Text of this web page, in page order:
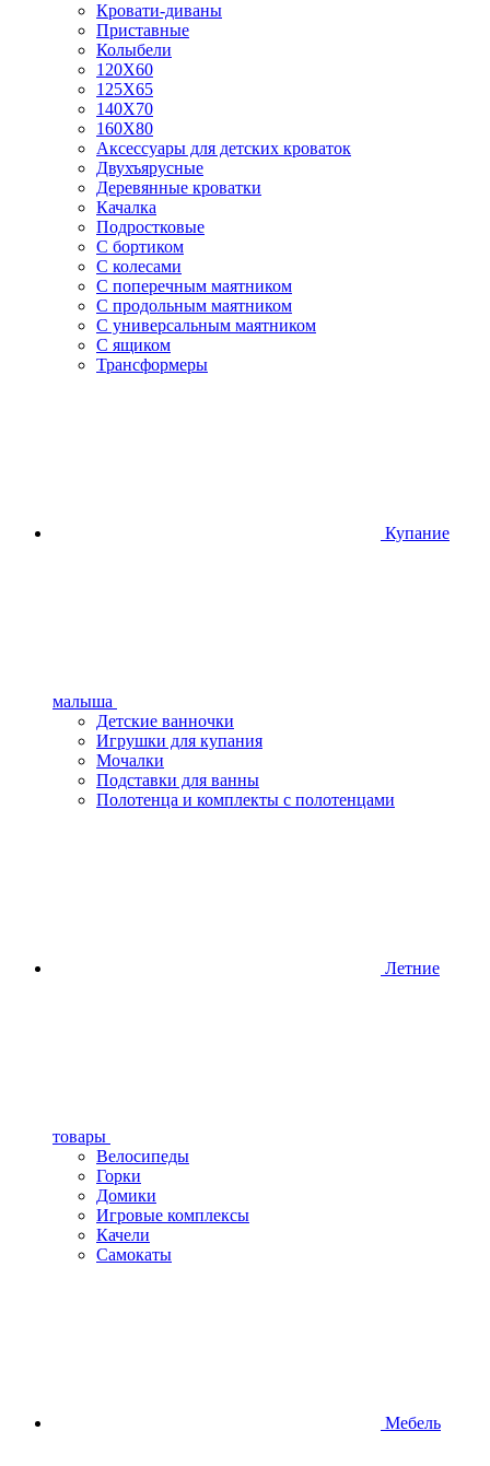
Кровати-диваны
Приставные
Колыбели
120Х60
125X65
140Х70
160Х80
Аксессуары для детских кроваток
Двухъярусные
Деревянные кроватки
Качалка
Подростковые
С бортиком
С колесами
С поперечным маятником
С продольным маятником
С универсальным маятником
С ящиком
Трансформеры
Купание
малыша
Детские ванночки
Игрушки для купания
Мочалки
Подставки для ванны
Полотенца и комплекты с полотенцами
Летние
товары
Велосипеды
Горки
Домики
Игровые комплексы
Качели
Самокаты
Мебель